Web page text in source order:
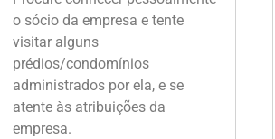
o sócio da empresa e tente
visitar alguns
prédios/condomínios
administrados por ela, e se
atente às atribuições da
empresa.